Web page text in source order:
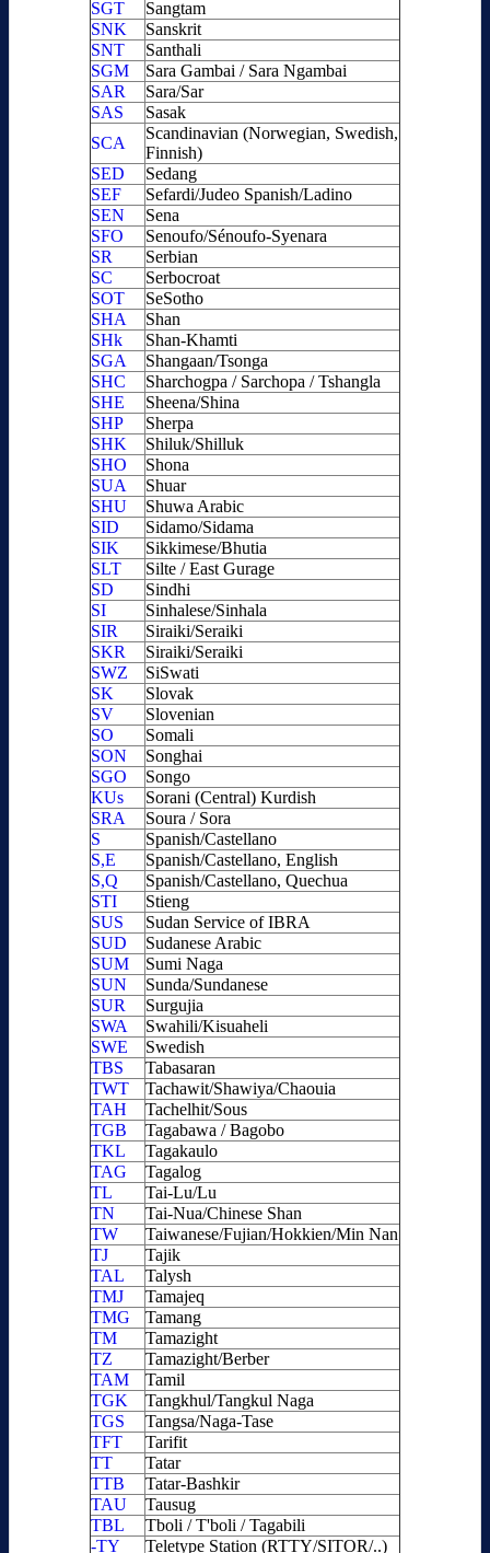
SGT
Sangtam
SNK
Sanskrit
SNT
Santhali
SGM
Sara Gambai / Sara Ngambai
SAR
Sara/Sar
SAS
Sasak
SCA
Scandinavian (Norwegian, Swedish,
Finnish)
SED
Sedang
SEF
Sefardi/Judeo Spanish/Ladino
SEN
Sena
SFO
Senoufo/Sénoufo-Syenara
SR
Serbian
SC
Serbocroat
SOT
SeSotho
SHA
Shan
SHk
Shan-Khamti
SGA
Shangaan/Tsonga
SHC
Sharchogpa / Sarchopa / Tshangla
SHE
Sheena/Shina
SHP
Sherpa
SHK
Shiluk/Shilluk
SHO
Shona
SUA
Shuar
SHU
Shuwa Arabic
SID
Sidamo/Sidama
SIK
Sikkimese/Bhutia
SLT
Silte / East Gurage
SD
Sindhi
SI
Sinhalese/Sinhala
SIR
Siraiki/Seraiki
SKR
Siraiki/Seraiki
SWZ
SiSwati
SK
Slovak
SV
Slovenian
SO
Somali
SON
Songhai
SGO
Songo
KUs
Sorani (Central) Kurdish
SRA
Soura / Sora
S
Spanish/Castellano
S,E
Spanish/Castellano, English
S,Q
Spanish/Castellano, Quechua
STI
Stieng
SUS
Sudan Service of IBRA
SUD
Sudanese Arabic
SUM
Sumi Naga
SUN
Sunda/Sundanese
SUR
Surgujia
SWA
Swahili/Kisuaheli
SWE
Swedish
TBS
Tabasaran
TWT
Tachawit/Shawiya/Chaouia
TAH
Tachelhit/Sous
TGB
Tagabawa / Bagobo
TKL
Tagakaulo
TAG
Tagalog
TL
Tai-Lu/Lu
TN
Tai-Nua/Chinese Shan
TW
Taiwanese/Fujian/Hokkien/Min Nan
TJ
Tajik
TAL
Talysh
TMJ
Tamajeq
TMG
Tamang
TM
Tamazight
TZ
Tamazight/Berber
TAM
Tamil
TGK
Tangkhul/Tangkul Naga
TGS
Tangsa/Naga-Tase
TFT
Tarifit
TT
Tatar
TTB
Tatar-Bashkir
TAU
Tausug
TBL
Tboli / T'boli / Tagabili
-TY
Teletype Station (RTTY/SITOR/..)